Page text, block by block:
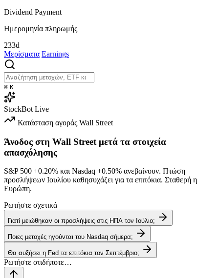
Dividend Payment
Ημερομηνία πληρωμής
233d
Μερίσματα Earnings
⌘ K
StockBot Live
Κατάσταση αγοράς Wall Street
Άνοδος στη Wall Street μετά τα στοιχεία
απασχόλησης
S&P 500 +0.20% και Nasdaq +0.50% ανεβαίνουν. Πτώση
προσλήψεων Ιουλίου καθησυχάζει για τα επιτόκια. Σταθερή η
Ευρώπη.
Ρωτήστε σχετικά
Γιατί μειώθηκαν οι προσλήψεις στις ΗΠΑ τον Ιούλιο;
Ποιες μετοχές ηγούνται του Nasdaq σήμερα;
Θα αυξήσει η Fed τα επιτόκια τον Σεπτέμβριο;